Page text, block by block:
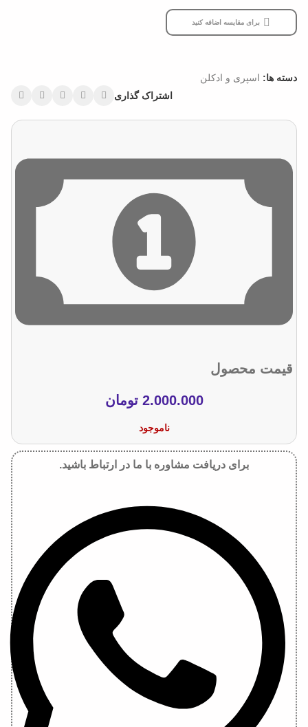
برای مقایسه اضافه کنید
دسته ها: اسپری و ادکلن
اشتراک گذاری
قیمت محصول
2.000.000 تومان
ناموجود
برای دریافت مشاوره با ما در ارتباط باشید.